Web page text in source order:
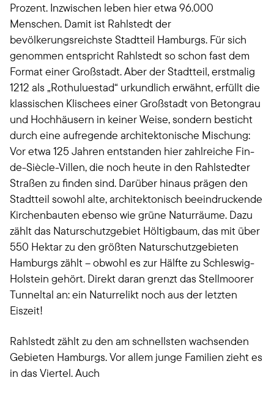
Prozent. Inzwischen leben hier etwa 96.000
Menschen. Damit ist Rahlstedt der
bevölkerungsreichste Stadtteil Hamburgs. Für sich
genommen entspricht Rahlstedt so schon fast dem
Format einer Großstadt. Aber der Stadtteil, erstmalig
1212 als „Rothuluestad“ urkundlich erwähnt, erfüllt die
klassischen Klischees einer Großstadt von Betongrau
und Hochhäusern in keiner Weise, sondern besticht
durch eine aufregende architektonische Mischung:
Vor etwa 125 Jahren entstanden hier zahlreiche Fin-
de-Siècle-Villen, die noch heute in den Rahlstedter
Straßen zu finden sind. Darüber hinaus prägen den
Stadtteil sowohl alte, architektonisch beeindruckende
Kirchenbauten ebenso wie grüne Naturräume. Dazu
zählt das Naturschutzgebiet Höltigbaum, das mit über
550 Hektar zu den größten Naturschutzgebieten
Hamburgs zählt – obwohl es zur Hälfte zu Schleswig-
Holstein gehört. Direkt daran grenzt das Stellmoorer
Tunneltal an: ein Naturrelikt noch aus der letzten
Eiszeit!
Rahlstedt zählt zu den am schnellsten wachsenden
Gebieten Hamburgs. Vor allem junge Familien zieht es
in das Viertel. Auch